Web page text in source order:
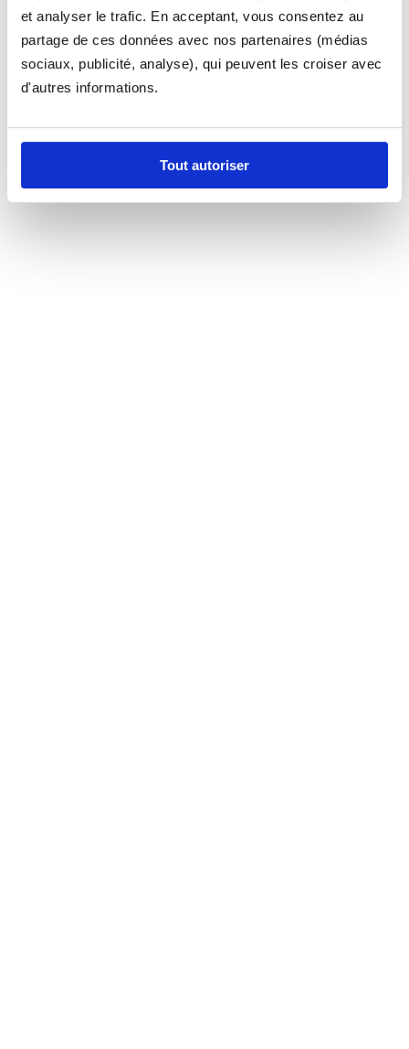
et analyser le trafic. En acceptant, vous consentez au
partage de ces données avec nos partenaires (médias
sociaux, publicité, analyse), qui peuvent les croiser avec
d'autres informations.
Tout autoriser